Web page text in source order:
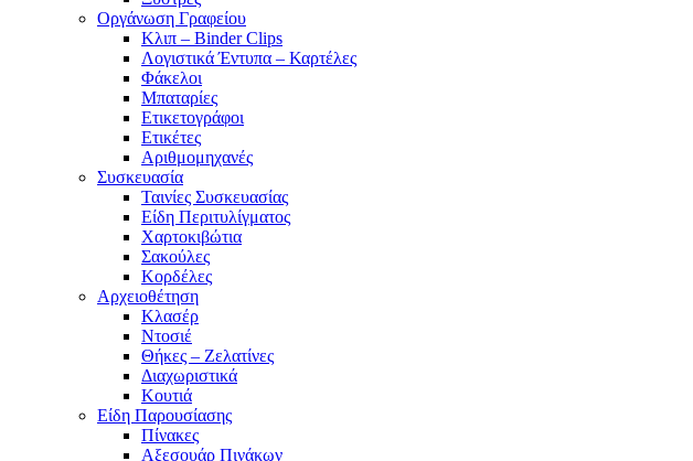
Οργάνωση Γραφείου
Κλιπ – Binder Clips
Λογιστικά Έντυπα – Καρτέλες
Φάκελοι
Μπαταρίες
Ετικετογράφοι
Ετικέτες
Αριθμομηχανές
Συσκευασία
Ταινίες Συσκευασίας
Είδη Περιτυλίγματος
Χαρτοκιβώτια
Σακούλες
Κορδέλες
Αρχειοθέτηση
Κλασέρ
Ντοσιέ
Θήκες – Ζελατίνες
Διαχωριστικά
Κουτιά
Είδη Παρουσίασης
Πίνακες
Αξεσουάρ Πινάκων